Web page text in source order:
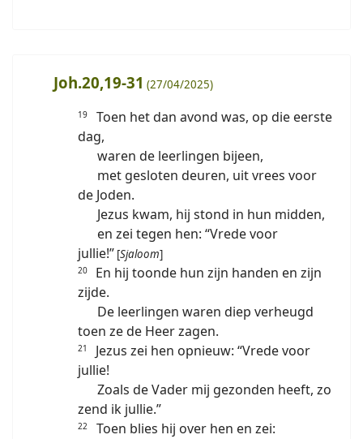
Joh.20,19-31 (27/04/2025)
19
Toen het dan avond was, op die eerste
dag,
waren de leerlingen bijeen,
met gesloten deuren, uit vrees voor
de Joden.
Jezus kwam, hij stond in hun midden,
en zei tegen hen: “Vrede voor
jullie!” [Sjaloom]
20
En hij toonde hun zijn handen en zijn
zijde.
De leerlingen waren diep verheugd
toen ze de Heer zagen.
21
Jezus zei hen opnieuw: “Vrede voor
jullie!
Zoals de Vader mij gezonden heeft, zo
zend ik jullie.”
22
Toen blies hij over hen en zei: